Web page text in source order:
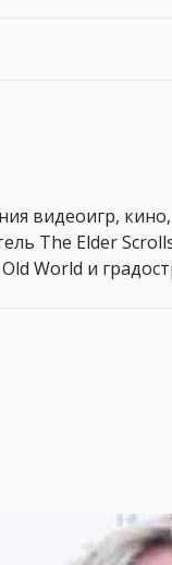
видеоигр,
The Elder
World и